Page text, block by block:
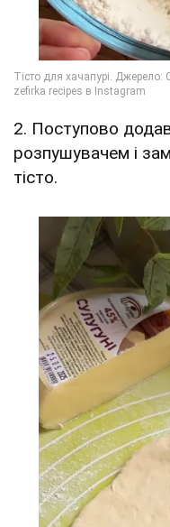
2. Поступово
розпушувачем і
тісто.